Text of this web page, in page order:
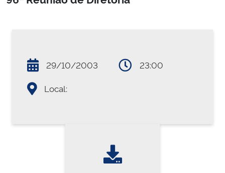
29/10/2003 23:00
Local: